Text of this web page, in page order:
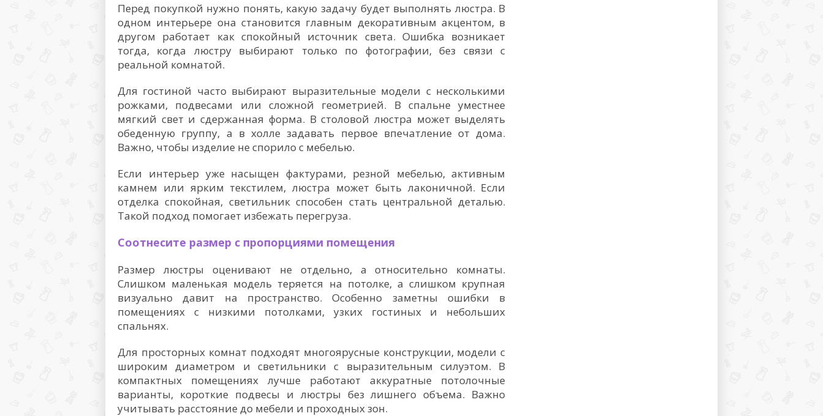
Перед покупкой нужно понять, какую задачу будет выполнять люстра. В
одном интерьере она становится главным декоративным акцентом, в
другом работает как спокойный источник света. Ошибка возникает
тогда, когда люстру выбирают только по фотографии, без связи с
реальной комнатой.
Для гостиной часто выбирают выразительные модели с несколькими
рожками, подвесами или сложной геометрией. В спальне уместнее
мягкий свет и сдержанная форма. В столовой люстра может выделять
обеденную группу, а в холле задавать первое впечатление от дома.
Важно, чтобы изделие не спорило с мебелью.
Если интерьер уже насыщен фактурами, резной мебелью, активным
камнем или ярким текстилем, люстра может быть лаконичной. Если
отделка спокойная, светильник способен стать центральной деталью.
Такой подход помогает избежать перегруза.
Соотнесите размер с пропорциями помещения
Размер люстры оценивают не отдельно, а относительно комнаты.
Слишком маленькая модель теряется на потолке, а слишком крупная
визуально давит на пространство. Особенно заметны ошибки в
помещениях с низкими потолками, узких гостиных и небольших
спальнях.
Для просторных комнат подходят многоярусные конструкции, модели с
широким диаметром и светильники с выразительным силуэтом. В
компактных помещениях лучше работают аккуратные потолочные
варианты, короткие подвесы и люстры без лишнего объема. Важно
учитывать расстояние до мебели и проходных зон.